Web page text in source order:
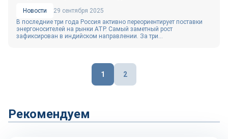
Новости
29 сентября 2025
В последние три года Россия активно переориентирует поставки
энергоносителей на рынки АТР. Самый заметный рост
зафиксирован в индийском направлении. За три...
1 2
Рекомендуем
Технологии